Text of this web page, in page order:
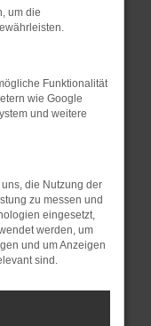
deine
Beispiel
Seiten
Seite in einem
privaten
beheben.
um die
Funktionalität
wie Google
und weitere
die Nutzung der
zu messen und
eingesetzt,
werden, um
und um Anzeigen
sind.